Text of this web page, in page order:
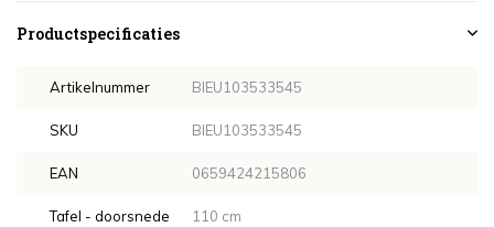
Productspecificaties
Artikelnummer BIEU103533545
SKU BIEU103533545
EAN 0659424215806
Tafel - doorsnede 110 cm